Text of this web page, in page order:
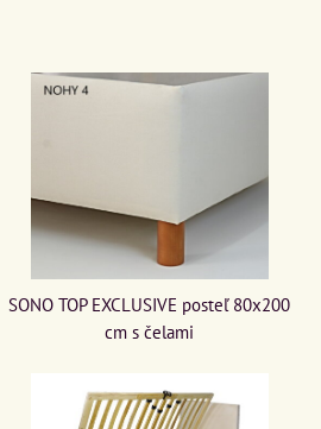
SONO TOP EXCLUSIVE posteľ 80x200
cm s čelami